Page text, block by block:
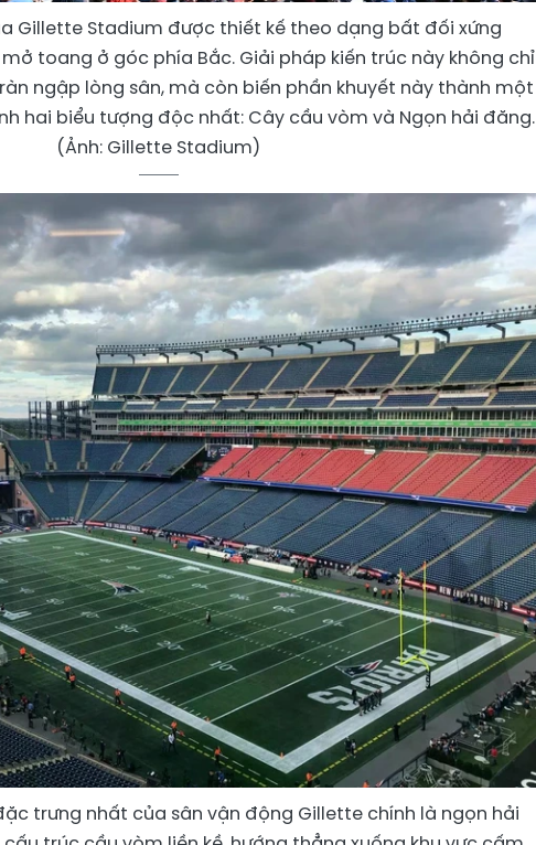
Gillette Stadium được thiết kế theo dạng bất đối xứng
toang ở góc phía Bắc. Giải pháp kiến trúc này không chỉ
ngập lòng sân, mà còn biến phần khuyết này thành một
hai biểu tượng độc nhất: Cây cầu vòm và Ngọn hải đăng.
(Ảnh: Gillette Stadium)
trưng nhất của sân vận động Gillette chính là ngọn hải